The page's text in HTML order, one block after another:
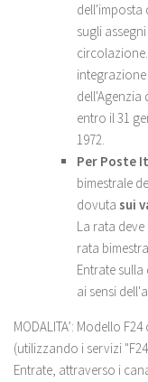
dell'imposta
sugli
dell'Agenzia
entro il 31
1972.
Per Poste
bimestrale
dovuta sui
La rata
rata
Entrate
ai sensi
MODALITA’: Modello
(utilizzando i servizi
Entrate, attraverso i